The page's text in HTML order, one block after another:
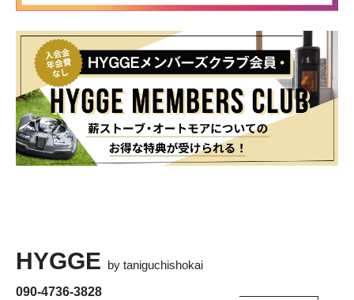
HYGGE by taniguchishokai
090-4736-3828